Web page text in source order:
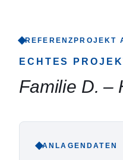
REFERENZPROJEKT
ECHTES
Familie D. –
ANLAGENDATEN